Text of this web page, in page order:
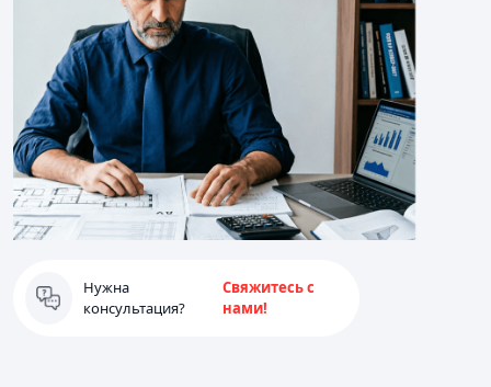
Нужна
консультация?
Свяжитесь с
нами!